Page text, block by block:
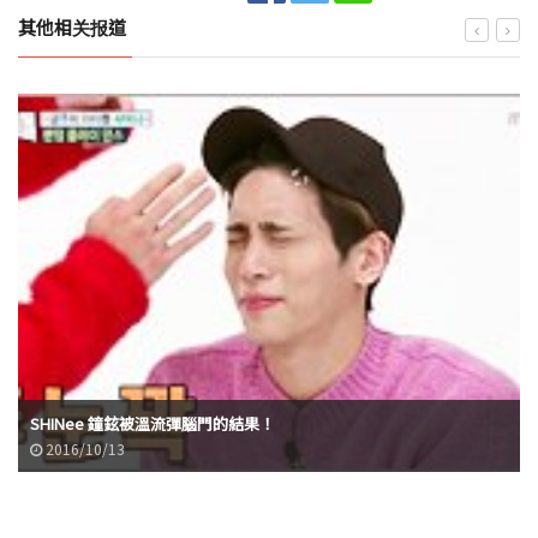
其他相关报道
SHINee 鐘鉉被溫流彈腦門的結果！
2016/10/13